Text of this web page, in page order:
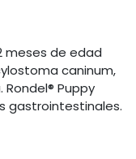
meses de edad
caninum,
Rondel® Puppy
gastrointestinales.